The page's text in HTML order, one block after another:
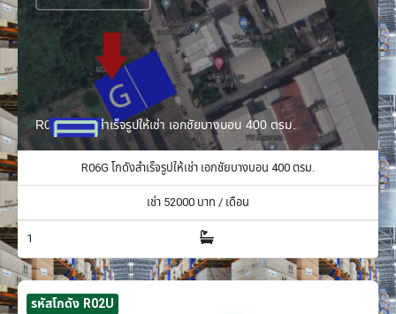
R06G โกดังสำเร็จรูปให้เช่า เอกชัยบางบอน 400 ตรม.
R06G โกดังสำเร็จรูปให้เช่า เอกชัยบางบอน 400 ตรม.
เช่า 52000 บาท / เดือน
1
รหัสโกดัง R02U